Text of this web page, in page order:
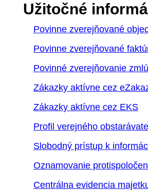
Užitočné
Povinne zverejňované
Povinne zverejňované
Povinné zverejňovanie
Zákazky aktívne cez
Zákazky aktívne cez EKS
Profil verejného
Slobodný prístup k
Oznamovanie
Centrálna evidencia